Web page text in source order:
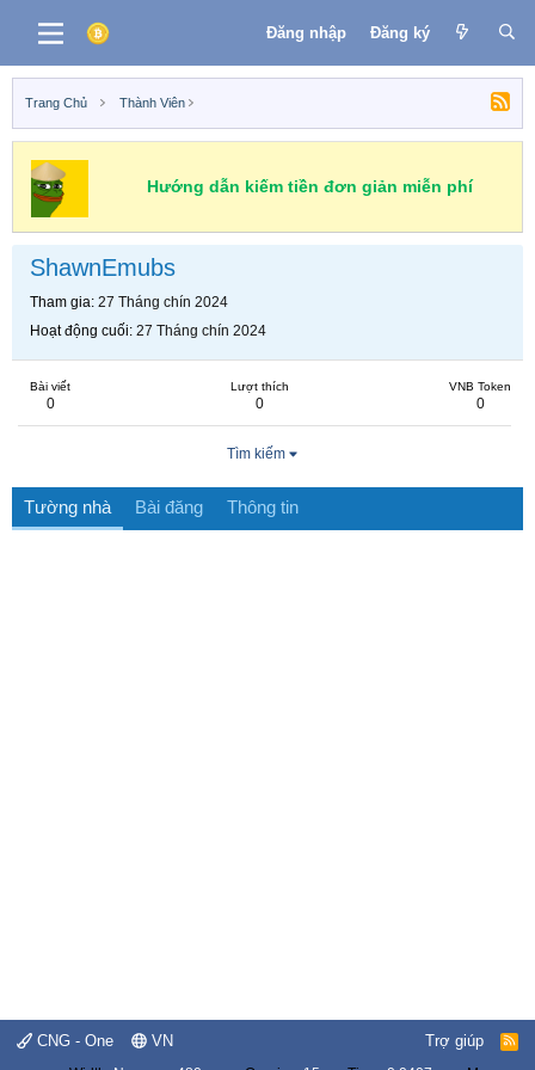
Đăng nhập Đăng ký
Trang Chủ Thành Viên
Hướng dẫn kiếm tiền đơn giản miễn phí
ShawnEmubs
Tham gia 27 Tháng chín 2024
Hoạt động cuối 27 Tháng chín 2024
Bài viết
0
Lượt thích
0
VNB Token
0
Tìm kiếm
Tường nhà Bài đăng Thông tin
CNG - One VN Trợ giúp
R